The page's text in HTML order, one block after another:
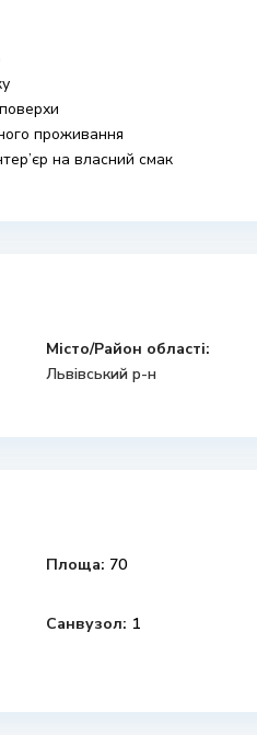
проживання
на власний смак
Місто/Район області:
Львівський р-н
Площа: 70
Санвузол: 1